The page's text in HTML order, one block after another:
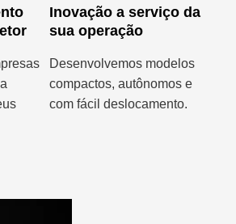
Inovação a serviço da
sua operação
Desenvolvemos modelos
compactos, autônomos e
com fácil deslocamento.